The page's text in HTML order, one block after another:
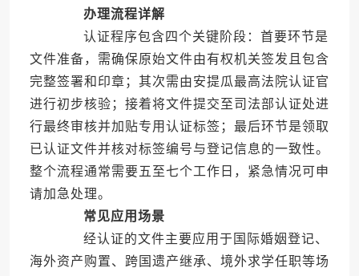
办理流程详解
认证程序包含四个关键阶段：首要环节是
文件准备，需确保原始文件由有权机关签发且包含
完整签署和印章；其次需由安提瓜最高法院认证官
进行初步核验；接着将文件提交至司法部认证处进
行最终审核并加贴专用认证标签；最后环节是领取
已认证文件并核对标签编号与登记信息的一致性。
整个流程通常需要五至七个工作日，紧急情况可申
请加急处理。
常见应用场景
经认证的文件主要应用于国际婚姻登记、
海外资产购置、跨国遗产继承、境外求学任职等场